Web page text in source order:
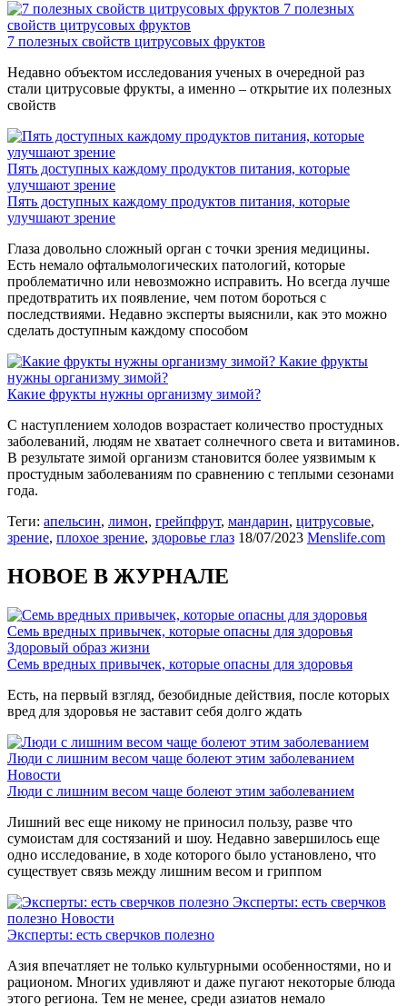
7 полезных
свойств цитрусовых фруктов
7 полезных свойств цитрусовых фруктов
Недавно объектом исследования ученых в очередной раз
стали цитрусовые фрукты, а именно – открытие их полезных
свойств
Пять доступных каждому продуктов питания, которые
улучшают зрение
Пять доступных каждому продуктов питания, которые
улучшают зрение
Глаза довольно сложный орган с точки зрения медицины.
Есть немало офтальмологических патологий, которые
проблематично или невозможно исправить. Но всегда лучше
предотвратить их появление, чем потом бороться с
последствиями. Недавно эксперты выяснили, как это можно
сделать доступным каждому способом
Какие фрукты
нужны организму зимой?
Какие фрукты нужны организму зимой?
С наступлением холодов возрастает количество простудных
заболеваний, людям не хватает солнечного света и витаминов.
В результате зимой организм становится более уязвимым к
простудным заболеваниям по сравнению с теплыми сезонами
года.
Теги: апельсин, лимон, грейпфрут, мандарин, цитрусовые,
зрение, плохое зрение, здоровье глаз 18/07/2023 Menslife.com
НОВОЕ В ЖУРНАЛЕ
Семь вредных привычек, которые опасны для здоровья
Здоровый образ жизни
Семь вредных привычек, которые опасны для здоровья
Есть, на первый взгляд, безобидные действия, после которых
вред для здоровья не заставит себя долго ждать
Люди с лишним весом чаще болеют этим заболеванием
Новости
Люди с лишним весом чаще болеют этим заболеванием
Лишний вес еще никому не приносил пользу, разве что
сумоистам для состязаний и шоу. Недавно завершилось еще
одно исследование, в ходе которого было установлено, что
существует связь между лишним весом и гриппом
Эксперты: есть сверчков
полезно Новости
Эксперты: есть сверчков полезно
Азия впечатляет не только культурными особенностями, но и
рационом. Многих удивляют и даже пугают некоторые блюда
этого региона. Тем не менее, среди азиатов немало